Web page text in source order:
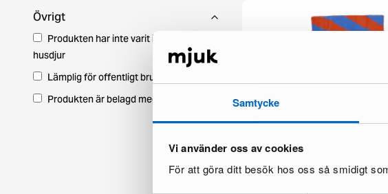
Samtycke
Vi använder oss av cookies
För att göra ditt besök hos oss så smidigt
Övrigt
Produkten har inte varit i ett hem med
husdjur
Lämplig för offentligt bruk
Produkten är belagd med moms